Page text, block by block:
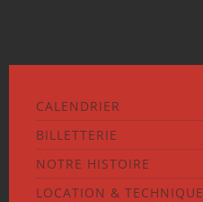
CALENDRIER
BILLETTERIE
NOTRE HISTOIRE
LOCATION & TECHNIQUE